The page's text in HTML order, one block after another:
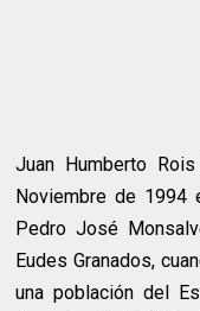
Juan Humberto
Noviembre de 1994
Pedro José
Eudes Granados,
una población del